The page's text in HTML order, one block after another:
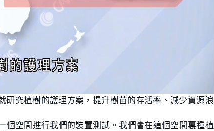
研究植樹的護理方案，提升樹苗的存活率、減少資源浪
空間進行我們的裝置測試。我們會在這個空間裏種植